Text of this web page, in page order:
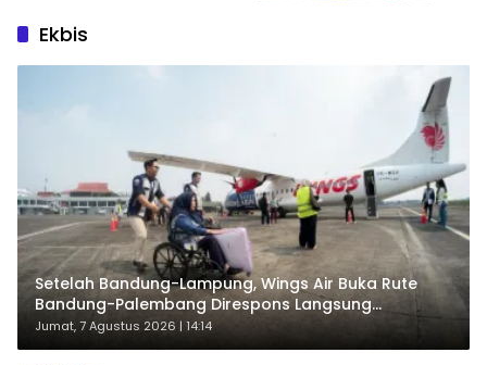
Ekbis
Setelah Bandung-Lampung, Wings Air Buka Rute
Bandung-Palembang Direspons Langsung
Penumpang
Jumat, 7 Agustus 2026 | 14:14